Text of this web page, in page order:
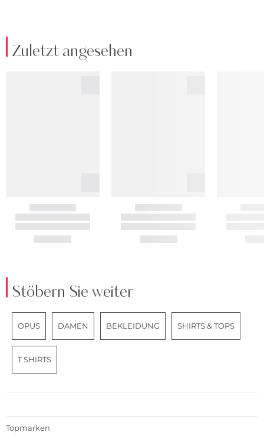
Zuletzt angesehen
Stöbern Sie weiter
OPUS DAMEN BEKLEIDUNG SHIRTS & TOPS
T SHIRTS
Topmarken